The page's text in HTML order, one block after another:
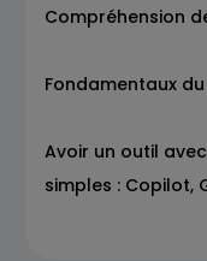
Compréhension
Fondamentaux
Avoir un outil
simples : Copilot,